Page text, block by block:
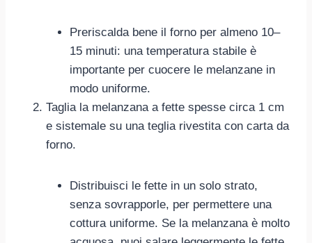
Preriscalda bene il forno per almeno 10–
15 minuti: una temperatura stabile è
importante per cuocere le melanzane in
modo uniforme.
Taglia la melanzana a fette spesse circa 1 cm
e sistemale su una teglia rivestita con carta da
forno.
Distribuisci le fette in un solo strato,
senza sovrapporle, per permettere una
cottura uniforme. Se la melanzana è molto